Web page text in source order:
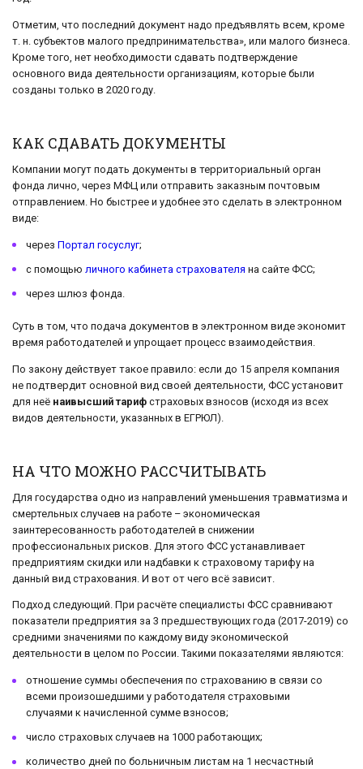
Отметим, что последний документ надо предъявлять всем, кроме
т. н. субъектов малого предпринимательства», или малого бизнеса.
Кроме того, нет необходимости сдавать подтверждение
основного вида деятельности организациям, которые были
созданы только в 2020 году.
КАК СДАВАТЬ ДОКУМЕНТЫ
Компании могут подать документы в территориальный орган
фонда лично, через МФЦ или отправить заказным почтовым
отправлением. Но быстрее и удобнее это сделать в электронном
виде:
через Портал госуслуг;
с помощью личного кабинета страхователя на сайте ФСС;
через шлюз фонда.
Суть в том, что подача документов в электронном виде экономит
время работодателей и упрощает процесс взаимодействия.
По закону действует такое правило: если до 15 апреля компания
не подтвердит основной вид своей деятельности, ФСС установит
для неё наивысший тариф страховых взносов (исходя из всех
видов деятельности, указанных в ЕГРЮЛ).
НА ЧТО МОЖНО РАССЧИТЫВАТЬ
Для государства одно из направлений уменьшения травматизма и
смертельных случаев на работе – экономическая
заинтересованность работодателей в снижении
профессиональных рисков. Для этого ФСС устанавливает
предприятиям скидки или надбавки к страховому тарифу на
данный вид страхования. И вот от чего всё зависит.
Подход следующий. При расчёте специалисты ФСС сравнивают
показатели предприятия за 3 предшествующих года (2017-2019) со
средними значениями по каждому виду экономической
деятельности в целом по России. Такими показателями являются:
отношение суммы обеспечения по страхованию в связи со
всеми произошедшими у работодателя страховыми
случаями к начисленной сумме взносов;
число страховых случаев на 1000 работающих;
количество дней по больничным листам на 1 несчастный